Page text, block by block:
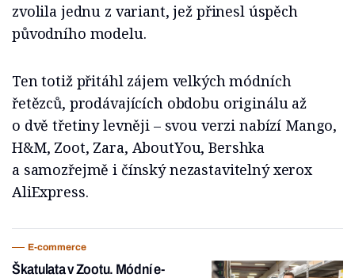
zvolila jednu z variant, jež přinesl úspěch
původního modelu.
Ten totiž přitáhl zájem velkých módních
řetězců, prodávajících obdobu originálu až
o dvě třetiny levněji – svou verzi nabízí Mango,
H&M, Zoot, Zara, AboutYou, Bershka
a samozřejmě i čínský nezastavitelný xerox
AliExpress.
E-commerce
Škatulata v Zootu. Módní e-